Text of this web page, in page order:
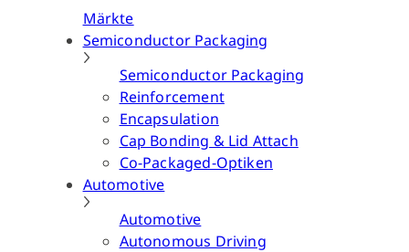
Märkte
Semiconductor Packaging
Semiconductor Packaging
Reinforcement
Encapsulation
Cap Bonding & Lid Attach
Co-Packaged-Optiken
Automotive
Automotive
Autonomous Driving